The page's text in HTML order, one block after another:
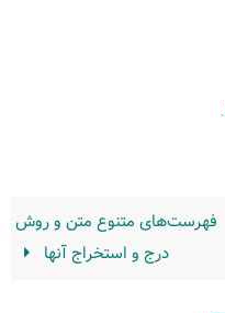
.
فهرست‌های متنوع متن و روش
درج و استخراج آنها